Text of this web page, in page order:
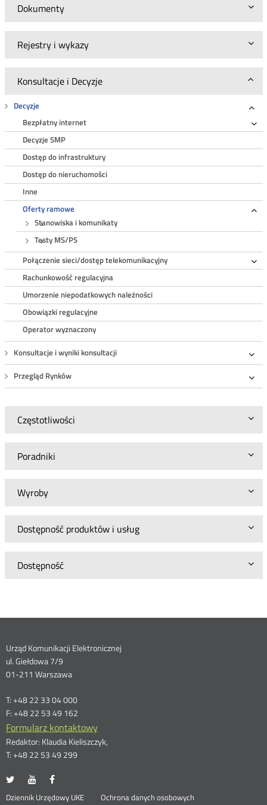
Dokumenty
Rejestry i wykazy
Konsultacje i Decyzje
Decyzje
Bezpłatny internet
Decyzje SMP
Dostęp do infrastruktury
Dostęp do nieruchomości
Inne
Oferty ramowe
Stanowiska i komunikaty
Testy MS/PS
Połączenie sieci/dostęp telekomunikacyjny
Rachunkowość regulacyjna
Umorzenie niepodatkowych należności
Obowiązki regulacyjne
Operator wyznaczony
Konsultacje i wyniki konsultacji
Przegląd Rynków
Częstotliwości
Poradniki
Wyroby
Dostępność produktów i usług
Dostępność
Dane
kontaktowe
Urząd Komunikacji Elektronicznej
ul. Giełdowa 7/9
01-211 Warszawa
T: +48 22 33 04 000
F: +48 22 53 49 162
Formularz kontaktowy
Redaktor: Klaudia Kieliszczyk,
T: +48 22 53 49 299
UKE
portalu
Otwórz
nowym
UKE
portalu
Otwórz
nowymportalu
nowym
Dziennik Urzędowy UKE Otwórz
Ochrona danych osobowych